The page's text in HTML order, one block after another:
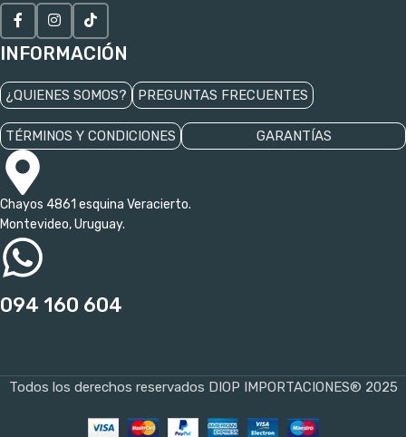
INFORMACIÓN
¿QUIENES SOMOS? PREGUNTAS FRECUENTES
TÉRMINOS Y CONDICIONES GARANTÍAS
Chayos 4861 esquina Veracierto.
Montevideo, Uruguay.
094 160 604
Todos los derechos reservados DIOP IMPORTACIONES® 2025